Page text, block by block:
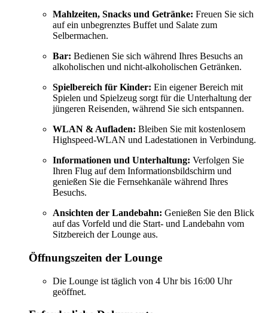
Mahlzeiten, Snacks und Getränke: Freuen Sie sich
auf ein unbegrenztes Buffet und Salate zum
Selbermachen.
Bar: Bedienen Sie sich während Ihres Besuchs an
alkoholischen und nicht-alkoholischen Getränken.
Spielbereich für Kinder: Ein eigener Bereich mit
Spielen und Spielzeug sorgt für die Unterhaltung der
jüngeren Reisenden, während Sie sich entspannen.
WLAN & Aufladen: Bleiben Sie mit kostenlosem
Highspeed-WLAN und Ladestationen in Verbindung.
Informationen und Unterhaltung: Verfolgen Sie
Ihren Flug auf dem Informationsbildschirm und
genießen Sie die Fernsehkanäle während Ihres
Besuchs.
Ansichten der Landebahn: Genießen Sie den Blick
auf das Vorfeld und die Start- und Landebahn vom
Sitzbereich der Lounge aus.
Öffnungszeiten der Lounge
Die Lounge ist täglich von 4 Uhr bis 16:00 Uhr
geöffnet.